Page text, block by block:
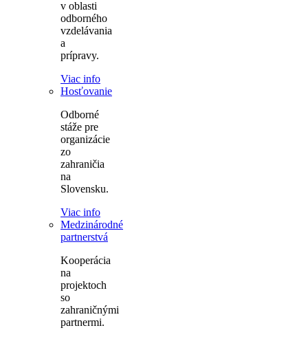
v oblasti
odborného
vzdelávania
a
prípravy.
Viac info
Hosťovanie
Odborné
stáže pre
organizácie
zo
zahraničia
na
Slovensku.
Viac info
Medzinárodné
partnerstvá
Kooperácia
na
projektoch
so
zahraničnými
partnermi.